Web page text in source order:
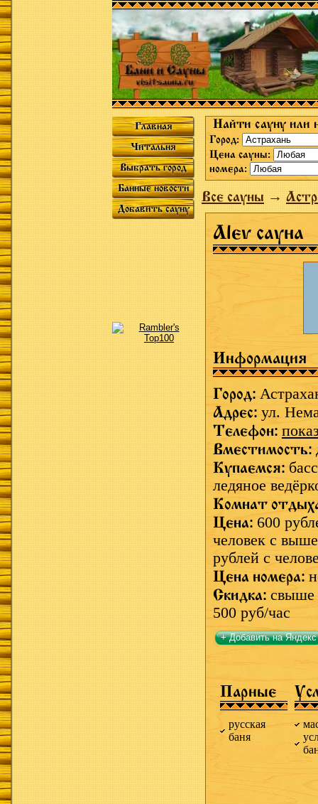
Главная
Читальня
Выбрать город
Банные новости
Добавить сауну
Найти сауну или
Город:
Цена сауны:
номера:
Все сауны→
Alev сауна
Информация
Город:
Адрес: ул.
Телефон:
Вместимость:
Купаемся:
ледяное
Комнат
Цена: 600
человек с
рублей с
Цена номера:
Скидка: свыше
500 руб/час
+ Добавить на Яндекс
Парные
русская
баня